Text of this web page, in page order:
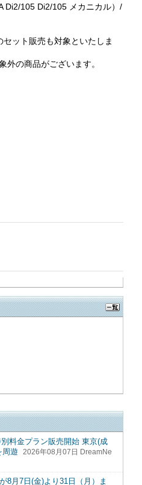
Di2/105 Di2/105 メカニカル）/
ット販売も対象といたしま
の商品がございます。
料金プラン販売開始 東京(成
周遊
2026年08月07日 DreamNe
8月7日(金)より31日（月）ま